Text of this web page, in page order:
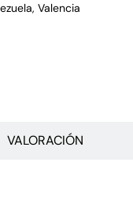
Valencia
VALORACIÓN